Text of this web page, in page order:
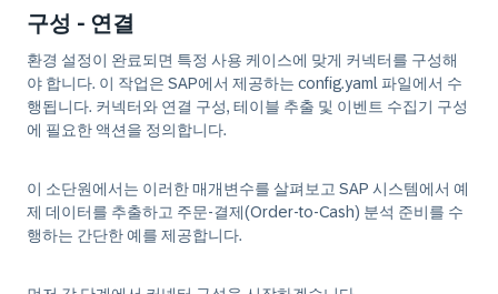
구성 - 연결
환경 설정이 완료되면 특정 사용 케이스에 맞게 커넥터를 구성해
야 합니다. 이 작업은 SAP에서 제공하는 config.yaml 파일에서 수
행됩니다. 커넥터와 연결 구성, 테이블 추출 및 이벤트 수집기 구성
에 필요한 액션을 정의합니다.
이 소단원에서는 이러한 매개변수를 살펴보고 SAP 시스템에서 예
제 데이터를 추출하고 주문-결제(Order-to-Cash) 분석 준비를 수
행하는 간단한 예를 제공합니다.